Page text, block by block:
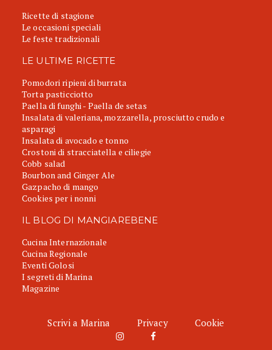
Ricette di stagione
Le occasioni speciali
Le feste tradizionali
LE ULTIME RICETTE
Pomodori ripieni di burrata
Torta pasticciotto
Paella di funghi - Paella de setas
Insalata di valeriana, mozzarella, prosciutto crudo e
asparagi
Insalata di avocado e tonno
Crostoni di stracciatella e ciliegie
Cobb salad
Bourbon and Ginger Ale
Gazpacho di mango
Cookies per i nonni
IL BLOG DI MANGIAREBENE
Cucina Internazionale
Cucina Regionale
Eventi Golosi
I segreti di Marina
Magazine
Scrivi a Marina Privacy Cookie